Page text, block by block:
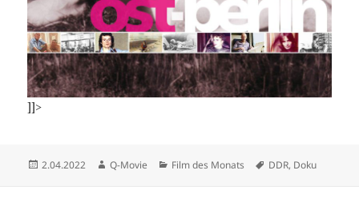
]]>
Veröffentlicht
2.04.2022 Autor
Q-Movie Kategorien
Film des Monats Schlagwörter
DDR, Doku